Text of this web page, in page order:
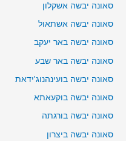
סאונה יבשה אשקלון
סאונה יבשה אשתאול
סאונה יבשה באר יעקב
סאונה יבשה באר שבע
סאונה יבשה בועינהנוג'ידאת
סאונה יבשה בוקעאתא
סאונה יבשה בורגתה
סאונה יבשה ביצרון